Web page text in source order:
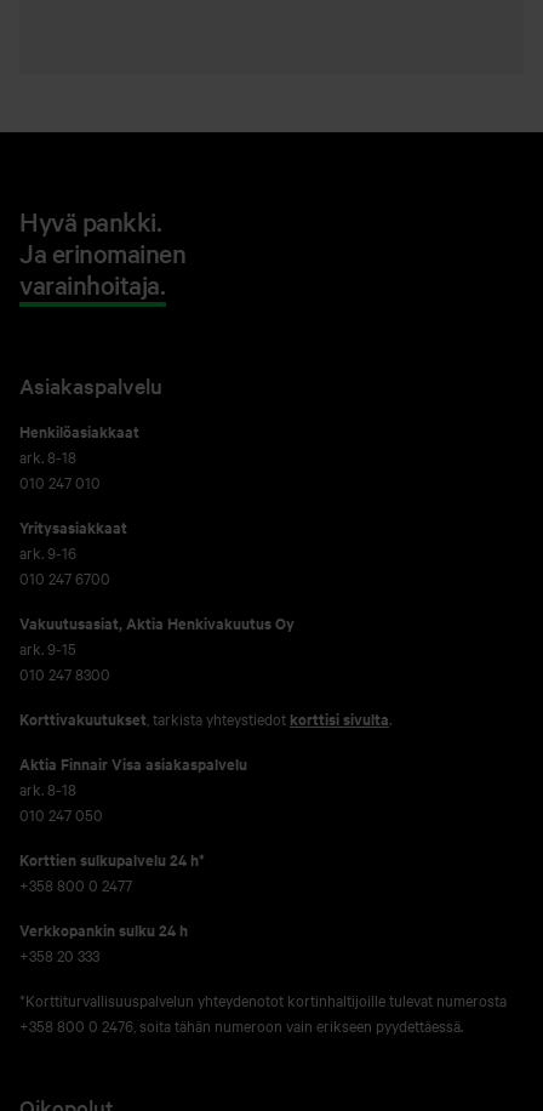
Hyvä pankki.
Ja erinomainen
varainhoitaja.
Asiakaspalvelu
Henkilöasiakkaat
ark. 8-18
010 247 010
Yritysasiakkaat
ark. 9-16
010 247 6700
Vakuutusasiat, Aktia Henkivakuutus Oy
ark. 9-15
010 247 8300
Korttivakuutukset , tarkista yhteystiedot korttisi sivulta.
Aktia Finnair Visa asiakaspalvelu
ark. 8-18
010 247 050
Korttien sulkupalvelu 24 h*
+358 800 0 2477
Verkko­pankin sulku 24 h
+358 20 333
*Korttiturvallisuuspalvelun yhteydenotot kortinhaltijoille tulevat numerosta
+358 800 0 2476, soita tähän numeroon vain erikseen pyydettäessä.